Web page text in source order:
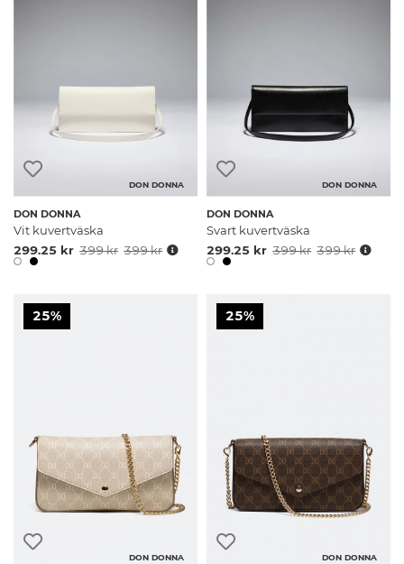
DON DONNA
DON DONNA
Vit kuvertväska
299.25 kr 399 kr 399 kr
DON DONNA
DON DONNA
Svart kuvertväska
299.25 kr 399 kr 399 kr
25%
DON DONNA
25%
DON DONNA